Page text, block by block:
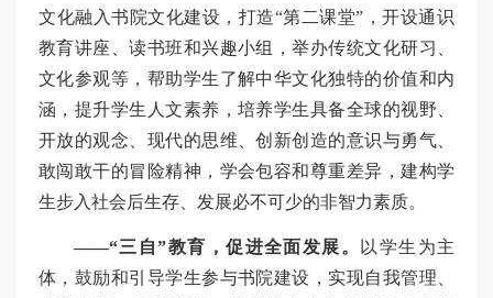
文化融入书院文化建设，打造“第二课堂”，开设通识
教育讲座、读书班和兴趣小组，举办传统文化研习、
文化参观等，帮助学生了解中华文化独特的价值和内
涵，提升学生人文素养，培养学生具备全球的视野、
开放的观念、现代的思维、创新创造的意识与勇气、
敢闯敢干的冒险精神，学会包容和尊重差异，建构学
生步入社会后生存、发展必不可少的非智力素质。
——“三自”教育，促进全面发展。
以学生为主
体，鼓励和引导学生参与书院建设，实现自我管理、